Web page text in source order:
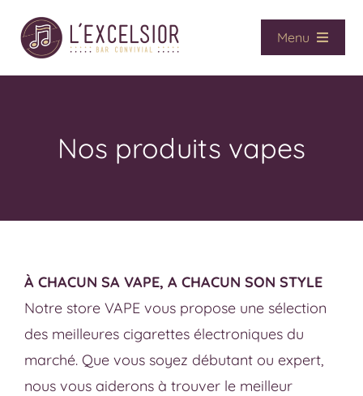
contenu
Menu
Accueil
Vape
La boutique
Nos produits vapes
À CHACUN SA VAPE, A CHACUN SON STYLE
Notre store VAPE vous propose une sélection
des meilleures cigarettes électroniques du
marché. Que vous soyez débutant ou expert,
nous vous aiderons à trouver le meilleur